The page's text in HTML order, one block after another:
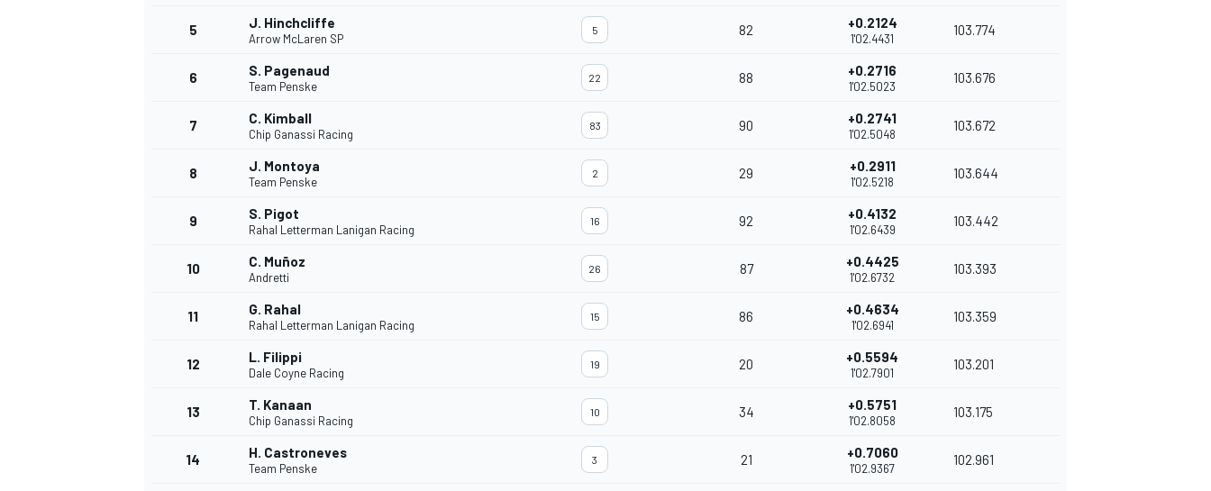
FÓRMULA E
5 J. Hinchcliffe
Arrow McLaren SP
5 82 +0.2124
1'02.4431
103.774
6 S. Pagenaud
Team Penske
22 88 +0.2716
1'02.5023
103.676
7 C. Kimball
Chip Ganassi Racing
83 90 +0.2741
1'02.5048
103.672
8 J. Montoya
Team Penske
2 29 +0.2911
1'02.5218
103.644
9 S. Pigot
Rahal Letterman Lanigan Racing
16 92 +0.4132
1'02.6439
103.442
10 C. Muñoz
Andretti
26 87 +0.4425
1'02.6732
103.393
11 G. Rahal
Rahal Letterman Lanigan Racing
15 86 +0.4634
1'02.6941
103.359
12 L. Filippi
Dale Coyne Racing
19 20 +0.5594
1'02.7901
103.201
13 T. Kanaan
Chip Ganassi Racing
10 34 +0.5751
1'02.8058
103.175
14 H. Castroneves
Team Penske
3 21 +0.7060
1'02.9367
102.961